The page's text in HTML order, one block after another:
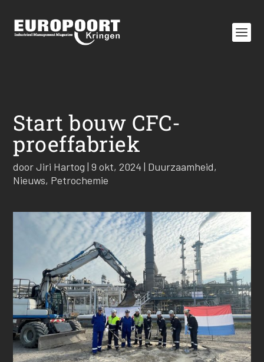
Start bouw CFC-
proeffabriek
doorJiri Hartog |9 okt, 2024| Duurzaamheid,
Nieuws, Petrochemie